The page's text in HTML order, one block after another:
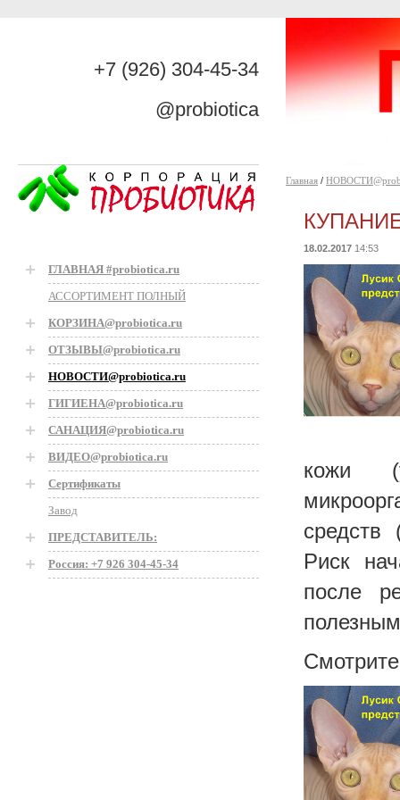
+7 (926) 304-45-34
@probiotica
ГЛАВНАЯ #probiotica.ru
АССОРТИМЕНТ ПОЛНЫЙ
КОРЗИНА@probiotica.ru
ОТЗЫВЫ@probiotica.ru
НОВОСТИ@probiotica.ru
ГИГИЕНА@probiotica.ru
САНАЦИЯ@probiotica.ru
ВИДЕО@probiotica.ru
Сертификаты
Завод
ПРЕДСТАВИТЕЛЬ:
Россия: +7 926 304-45-34
Главная /
18.02.2017 14:53
кожи
средств
Риск
после